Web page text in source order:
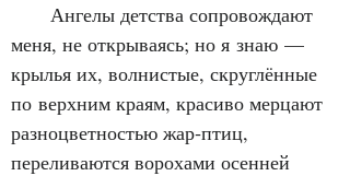
Ангелы детства сопровождают
меня, не открываясь; но я знаю —
крылья их, волнистые, скруглённые
по верхним краям, красиво мерцают
разноцветностью жар‑птиц,
переливаются ворохами осенней